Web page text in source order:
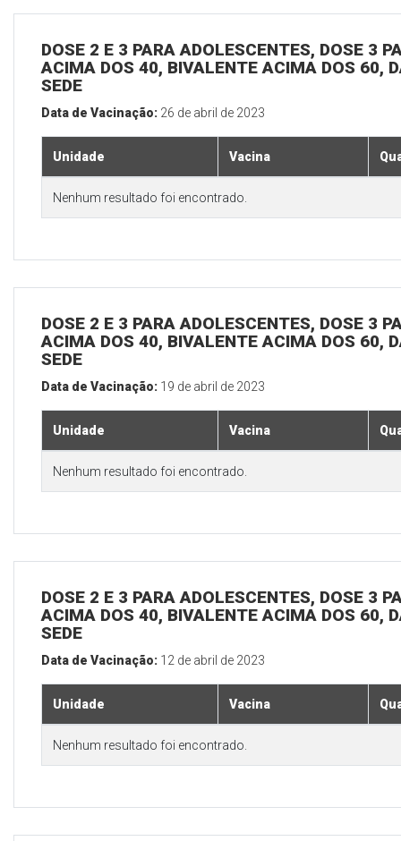
DOSE 2 E 3 PARA ADOLESCENTES, DOSE 3
ACIMA DOS 40, BIVALENTE ACIMA DOS 60,
SEDE
Data de Vacinação: 26 de abril de 2023
Unidade Vacina
Nenhum resultado foi encontrado.
DOSE 2 E 3 PARA ADOLESCENTES, DOSE 3
ACIMA DOS 40, BIVALENTE ACIMA DOS 60,
SEDE
Data de Vacinação: 19 de abril de 2023
Unidade Vacina
Nenhum resultado foi encontrado.
DOSE 2 E 3 PARA ADOLESCENTES, DOSE 3
ACIMA DOS 40, BIVALENTE ACIMA DOS 60,
SEDE
Data de Vacinação: 12 de abril de 2023
Unidade Vacina
Nenhum resultado foi encontrado.